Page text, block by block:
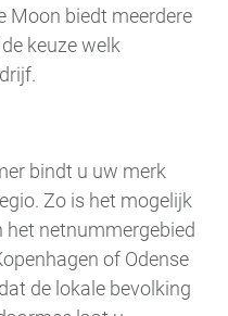
Moon biedt meerdere
keuze welk
bindt u uw merk
Zo is het mogelijk
netnummergebied
of Odense
de lokale bevolking